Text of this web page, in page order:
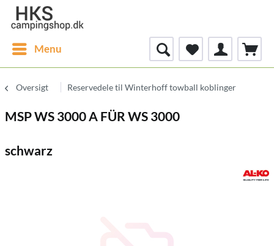
Menu
Oversigt Reservedele til Winterhoff towball koblinger
MSP WS 3000 A FÜR WS 3000
schwarz